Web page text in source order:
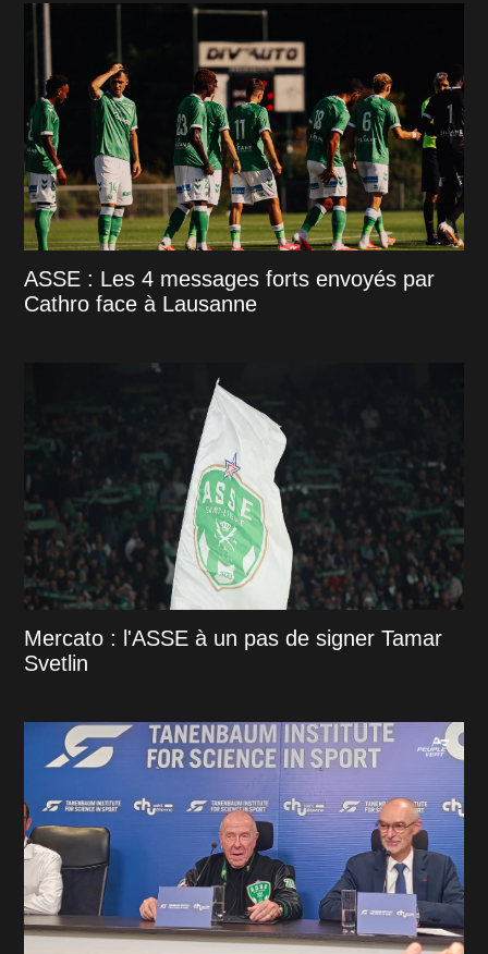
ASSE : Les 4 messages forts envoyés par
Cathro face à Lausanne
Mercato : l'ASSE à un pas de signer Tamar
Svetlin